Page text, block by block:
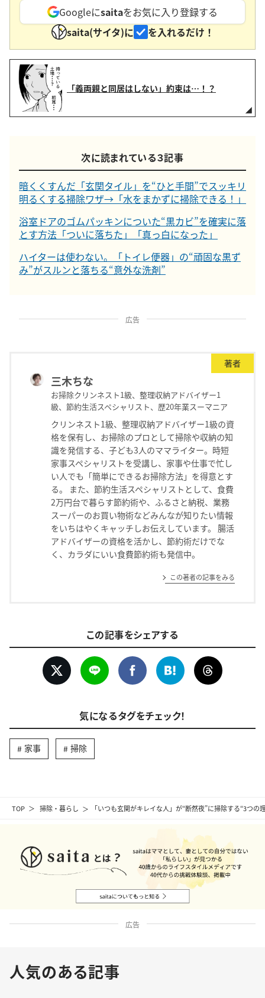
TOP 掃除・暮らし 「いつも玄関がキレイな人」が“断然夜”に掃除する“3つ
Googleにsaitaをお気に入り登録する
saita(サイタ)に
を入れるだけ！
「義両親と同居はしない」約束は…！？
次に読まれている３記事
暗くくすんだ「玄関タイル」を“ひと手間”でスッキリ
明るくする掃除ワザ→「水をまかずに掃除できる！」
浴室ドアのゴムパッキンについた“黒カビ”を確実に落
とす方法「ついに落ちた」「真っ白になった」
ハイターは使わない。「トイレ便器」の“頑固な黒ず
み”がスルンと落ちる“意外な洗剤”
広告
著者
三木ちな
お掃除クリンネスト1級、整理収納アドバイザー1
級、節約生活スペシャリスト、歴20年業スーマニア
クリンネスト1級、整理収納アドバイザー1級の資
格を保有し、お掃除のプロとして掃除や収納の知
識を発信する、子ども3人のママライター。時短
家事スペシャリストを受講し、家事や仕事で忙し
い人でも「簡単にできるお掃除方法」を得意とす
る。 また、節約生活スペシャリストとして、食費
2万円台で暮らす節約術や、ふるさと納税、業務
スーパーのお買い物術などみんなが知りたい情報
をいちはやくキャッチしお伝えしています。 腸活
アドバイザーの資格を活かし、節約術だけでな
く、カラダにいい食費節約術も発信中。
この著者の記事をみる
この記事をシェアする
気になるタグをチェック！
家事 掃除
広告
人気のある記事